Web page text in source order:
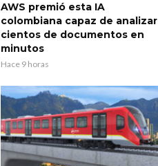
AWS premió esta IA
colombiana capaz de analizar
cientos de documentos en
minutos
Hace 9 horas